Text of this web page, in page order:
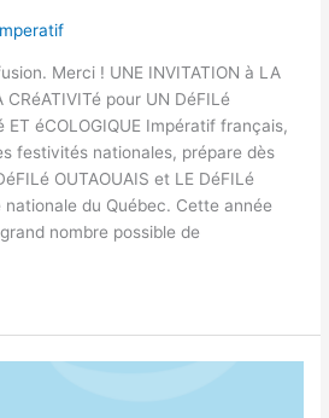
Merci ! UNE INVITATION à LA
CRéATIVITé pour UN DéFILé
ET éCOLOGIQUE Impératif français,
festivités nationales, prépare dès
OUTAOUAIS et LE DéFILé
nationale du Québec. Cette année
nombre possible de